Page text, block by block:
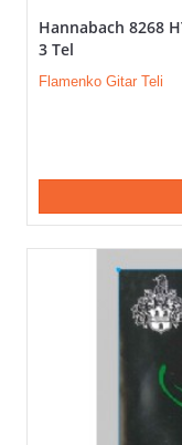
Hannabach 8268
3 Tel
Flamenko Gitar Teli